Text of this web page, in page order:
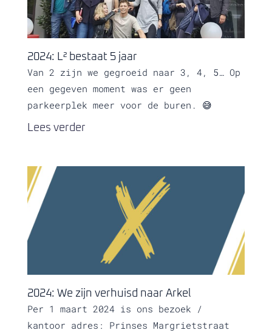
2024: L² bestaat 5 jaar
Van 2 zijn we gegroeid naar 3, 4, 5… Op
een gegeven moment was er geen
parkeerplek meer voor de buren. 😅
Lees verder
2024: We zijn verhuisd naar Arkel
Per 1 maart 2024 is ons bezoek /
kantoor adres: Prinses Margrietstraat